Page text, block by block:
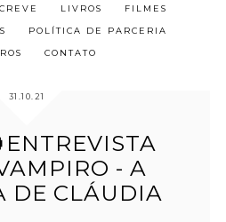
LIVROS FILMES
POLÍTICA DE PARCERIA
CONTATO
31.10.21
- A
DE CLÁUDIA